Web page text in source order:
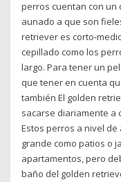
perros cuentan con un
aunado a que son
retriever es corto-
cepillado como los
largo. Para tener un
que tener en cuenta
también El golden
sacarse diariamente a
Estos perros a nivel
grande como patios o
apartamentos, pero
baño del golden